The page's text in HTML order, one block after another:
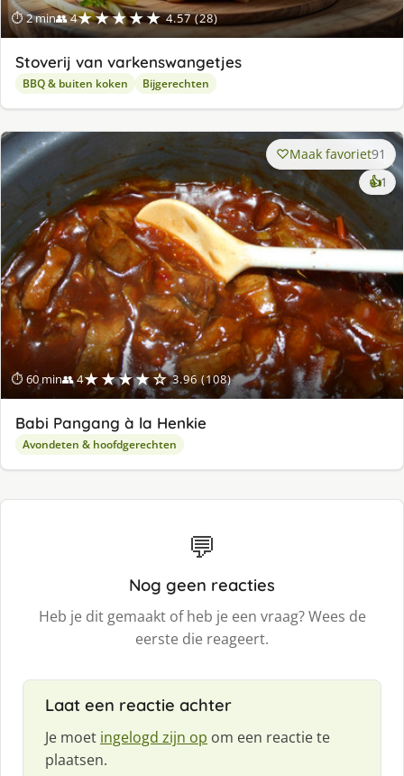
⏱ 2 min👥 4★★★★★ 4.57 (28)
Stoverij van varkenswangetjes
BBQ & buiten koken Bijgerechten
⏱ 60 min👥 4★★★★☆ 3.96 (108)
Maak favoriet91
👍1
Babi Pangang à la Henkie
Avondeten & hoofdgerechten
💬
Nog geen reacties
Heb je dit gemaakt of heb je een vraag? Wees de
eerste die reageert.
Laat een reactie achter
Je moet ingelogd zijn op om een reactie te
plaatsen.